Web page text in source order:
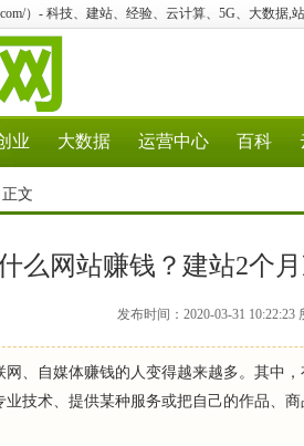
）- 科技、建站、经验、云计算、5G、大数据,
业 大数据 运营中心 百科
文
么网站赚钱？建站2个
发布时间：2020-03-31
网、自媒体赚钱的人变得越来越多。其中
技术、提供某种服务或把自己的作品、